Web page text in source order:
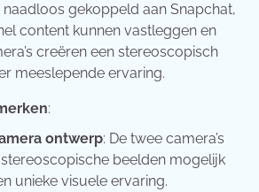
naadloos gekoppeld aan Snapchat,
content kunnen vastleggen en
creëren een stereoscopisch
meeslepende ervaring.
:
ontwerp: De twee camera’s
beelden mogelijk
unieke visuele ervaring.